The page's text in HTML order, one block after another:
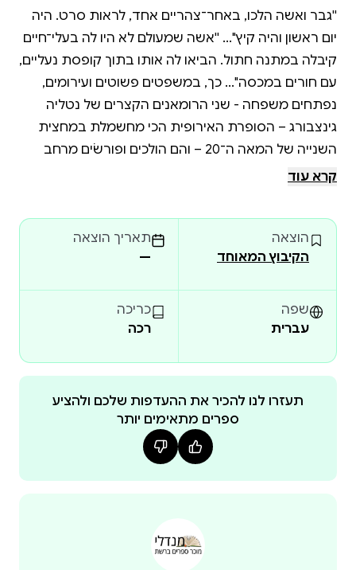
''גבר ואשה הלכו, באחר־צהריים אחד, לראות סרט. היה
יום ראשון והיה קיץ''... ''אשה שמעולם לא היו לה בעלי־חיים
קיבלה במתנה חתול. הביאו לה אותו בתוך קופסת נעליים,
עם חורים במכסה''... כך, במשפטים פשוטים ועירומים,
נפתחים משפחה - שני הרומאנים הקצרים של נטליה
גינצבורג – הסופרת האירופית הכי מחשמלת במחצית
השנייה של המאה ה־20 – והם הולכים ופורשׂים מרחב
המאוכלס בצפיפות בתאים משפחתיים כושלים ומופרכים,
שהלכו לראות סרט, עם ילדה וילד שנולדו להם מבני־זוג
אחרים, היו בצעירו
קרא עוד
הוצאה
הקיבוץ המאוחד
תאריך הוצאה
—
שפה
עברית
כריכה
רכה
תעזרו לנו להכיר את ההעדפות שלכם ולהציע
ספרים מתאימים יותר